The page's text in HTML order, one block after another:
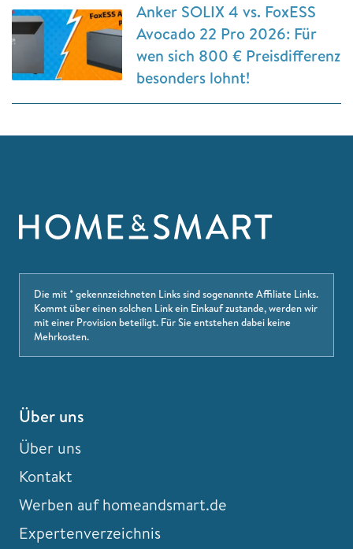
Anker SOLIX 4 vs. FoxESS
Avocado 22 Pro 2026: Für
wen sich 800 € Preisdifferenz
besonders lohnt!
Die mit * gekennzeichneten Links sind sogenannte Affiliate Links.
Kommt über einen solchen Link ein Einkauf zustande, werden wir
mit einer Provision beteiligt. Für Sie entstehen dabei keine
Mehrkosten.
Über uns
Über uns
Kontakt
Werben auf homeandsmart.de
Expertenverzeichnis